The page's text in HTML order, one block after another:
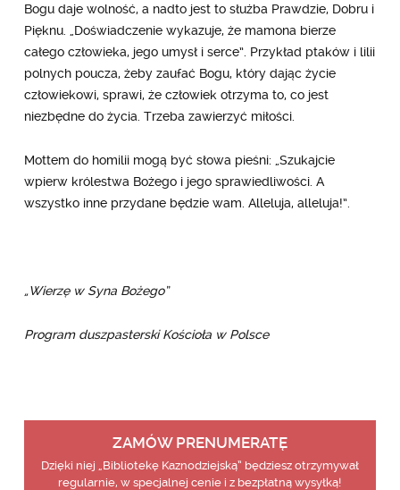
Bogu daje wolność, a nadto jest to służba Prawdzie, Dobru i
Pięknu. „Doświadczenie wykazuje, że mamona bierze
całego człowieka, jego umysł i serce”. Przykład ptaków i lilii
polnych poucza, żeby zaufać Bogu, który dając życie
człowiekowi, sprawi, że człowiek otrzyma to, co jest
niezbędne do życia. Trzeba zawierzyć miłości.
Mottem do homilii mogą być słowa pieśni: „Szukajcie
wpierw królestwa Bożego i jego sprawiedliwości. A
wszystko inne przydane będzie wam. Alleluja, alleluja!”.
„Wierzę w Syna Bożego”
Program duszpasterski Kościoła w Polsce
ZAMÓW PRENUMERATĘ
Dzięki niej „Bibliotekę Kaznodziejską” będziesz otrzymywał
regularnie, w specjalnej cenie i z bezpłatną wysyłką!